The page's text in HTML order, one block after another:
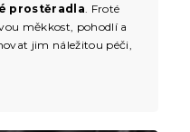
prostěradla . Froté
měkkost, pohodlí a
jim náležitou péči,